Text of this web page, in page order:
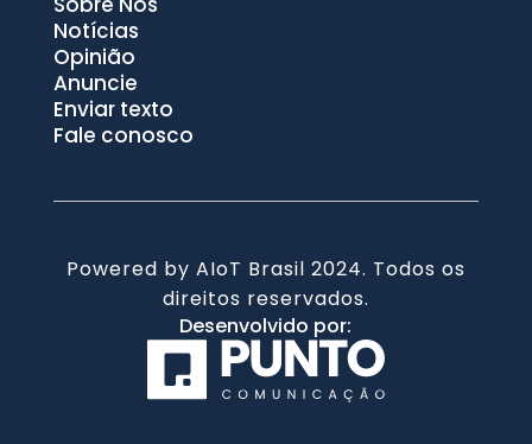
Notícias
Opinião
Anuncie
Enviar texto
Fale conosco
Powered by AIoT Brasil 2024. Todos os
direitos reservados.
Desenvolvido por: